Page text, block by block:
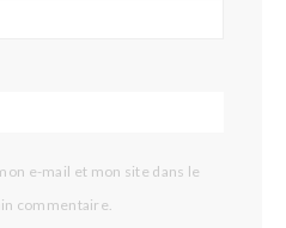
e-mail et mon site dans le
commentaire.